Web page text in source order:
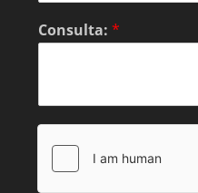
Consulta: *